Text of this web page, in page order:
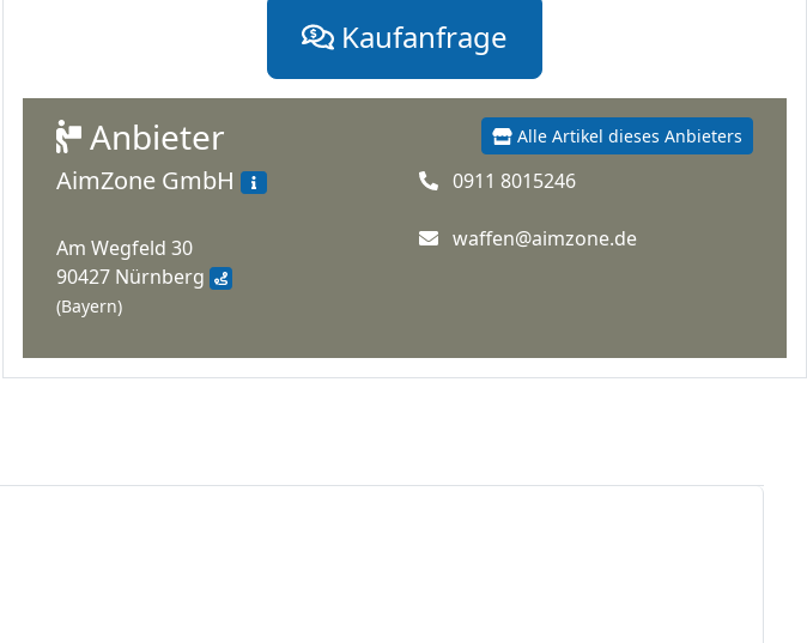
Kaufanfrage
Alle Artikel dieses Anbieters
Anbieter
AimZone GmbH
Am Wegfeld 30
90427 Nürnberg
(Bayern)
0911 8015246
waffen@aimzone.de